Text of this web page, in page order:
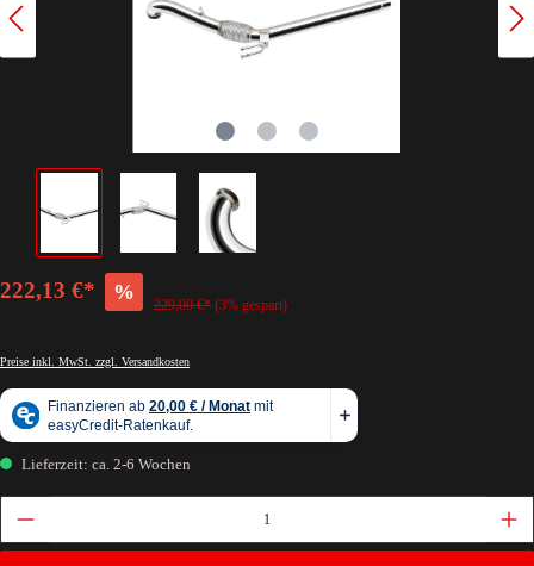
222,13 €* %
229,00 €* (3% gespart)
Preise inkl. MwSt. zzgl. Versandkosten
Lieferzeit: ca. 2-6 Wochen